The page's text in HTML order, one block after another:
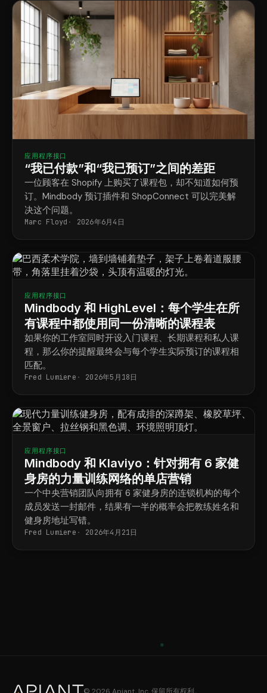
应用程序接口
“我已付款”和“我已预订”之间的差距
一位顾客在 Shopify 上购买了课程包，却不知道如何预
订。Mindbody 预订插件和 ShopConnect 可以完美解
决这个问题。
Marc Floyd 2026年6月4日
应用程序接口
Mindbody 和 HighLevel：每个学生在所
有课程中都使用同一份清晰的课程表
如果你的工作室同时开设入门课程、长期课程和私人课
程，那么你的提醒最终会与每个学生实际预订的课程相
匹配。
Fred Lumiere 2026年5月18日
应用程序接口
Mindbody 和 Klaviyo：针对拥有 6 家健
身房的力量训练网络的单店营销
一个中央营销团队向拥有 6 家健身房的连锁机构的每个
成员发送一封邮件，结果有一半的概率会把教练姓名和
健身房地址写错。
Fred Lumiere 2026年4月21日
© 2026 Apiant, Inc. 保留所有权利。